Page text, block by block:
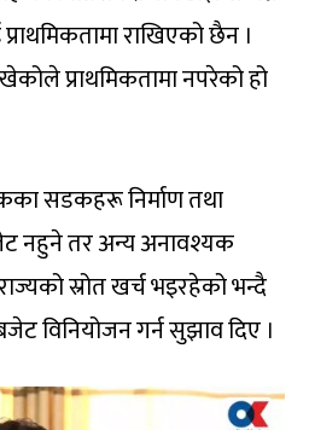
राखिएको छैन ।
प्राथमिकतामा नपरेको हो
सडकहरू निर्माण तथा
नहुने तर अन्य अनावश्यक
स्रोत खर्च भइरहेको भन्दै
विनियोजन गर्न सुझाव दिए ।